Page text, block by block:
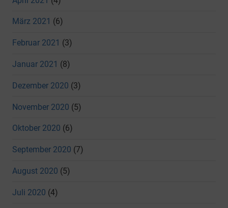
März 2021 (6)
Februar 2021 (3)
Januar 2021 (8)
Dezember 2020 (3)
November 2020 (5)
Oktober 2020 (6)
September 2020 (7)
August 2020 (5)
Juli 2020 (4)